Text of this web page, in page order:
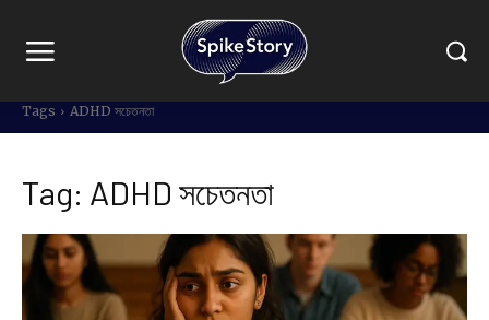
Tags ADHD সচেতনতা
Tag: ADHD সচেতনতা